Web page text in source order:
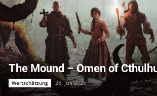
The Mound – Omen of
Wertschätzung 28. Juli 2026